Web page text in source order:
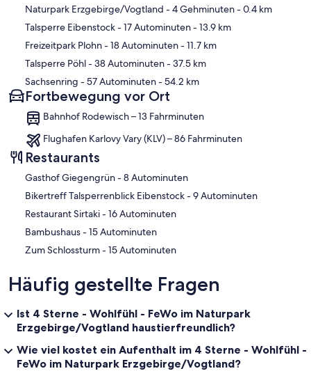
Karte
Naturpark Erzgebirge/Vogtland - 4 Gehminuten- 0.4 km
Talsperre Eibenstock- 17 Autominuten- 13.9 km
Freizeitpark Plohn- 18 Autominuten- 11.7 km
Talsperre Pöhl- 38 Autominuten- 37.5 km
Sachsenring - 57 Autominuten- 54.2 km
Fortbewegung vor Ort
Bahnhof Rodewisch – 13 Fahrminuten
Flughafen Karlovy Vary (KLV) – 86 Fahrminuten
Restaurants
‪Gasthof Giegengrün - ‬8 Autominuten
‪Bikertreff Talsperrenblick Eibenstock - ‬9 Autominuten
‪Restaurant Sirtaki - ‬16 Autominuten
‪Bambushaus - ‬15 Autominuten
‪Zum Schlossturm - ‬15 Autominuten
Häufig gestellte Fragen
Ist 4 Sterne - Wohlfühl - FeWo im Naturpark
Erzgebirge/Vogtland haustierfreundlich?
Wie viel kostet ein Aufenthalt im 4 Sterne - Wohlfühl -
FeWo im Naturpark Erzgebirge/Vogtland?